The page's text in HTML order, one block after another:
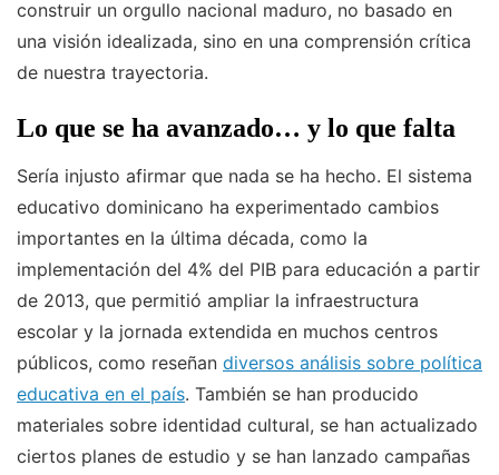
construir un orgullo nacional maduro, no basado en
una visión idealizada, sino en una comprensión crítica
de nuestra trayectoria.
Lo que se ha avanzado… y lo que falta
Sería injusto afirmar que nada se ha hecho. El sistema
educativo dominicano ha experimentado cambios
importantes en la última década, como la
implementación del 4% del PIB para educación a partir
de 2013, que permitió ampliar la infraestructura
escolar y la jornada extendida en muchos centros
públicos, como reseñan diversos análisis sobre política
educativa en el país. También se han producido
materiales sobre identidad cultural, se han actualizado
ciertos planes de estudio y se han lanzado campañas